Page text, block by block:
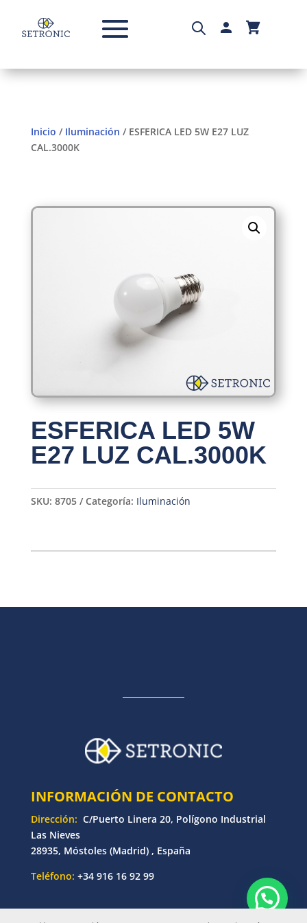
Inicio / Iluminación / ESFERICA LED 5W E27 LUZ
CAL.3000K
ESFERICA LED 5W
E27 LUZ CAL.3000K
SKU: 8705 Categoría: Iluminación
INFORMACIÓN DE CONTACTO
Dirección: C/Puerto Linera 20, Polígono Industrial
Las Nieves
28935, Móstoles (Madrid) , España
Teléfono: +34 916 16 92 99